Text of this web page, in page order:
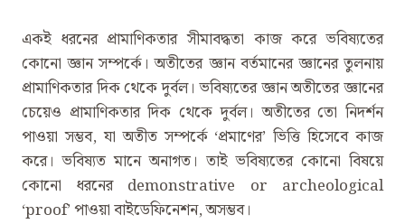
একই ধরনের প্রামাণিকতার সীমাবদ্ধতা কাজ করে ভবিষ্যতের
কোনো জ্ঞান সম্পর্কে। অতীতের জ্ঞান বর্তমানের জ্ঞানের তুলনায়
প্রামাণিকতার দিক থেকে দুর্বল। ভবিষ্যতের জ্ঞান অতীতের জ্ঞানের
চেয়েও প্রামাণিকতার দিক থেকে দুর্বল। অতীতের তো নিদর্শন
পাওয়া সম্ভব, যা অতীত সম্পর্কে ‘প্রমাণের’ ভিত্তি হিসেবে কাজ
করে। ভবিষ্যত মানে অনাগত। তাই ভবিষ্যতের কোনো বিষয়ে
কোনো ধরনের demonstrative or archeological
‘proof’ পাওয়া বাইডেফিনেশন, অসম্ভব।